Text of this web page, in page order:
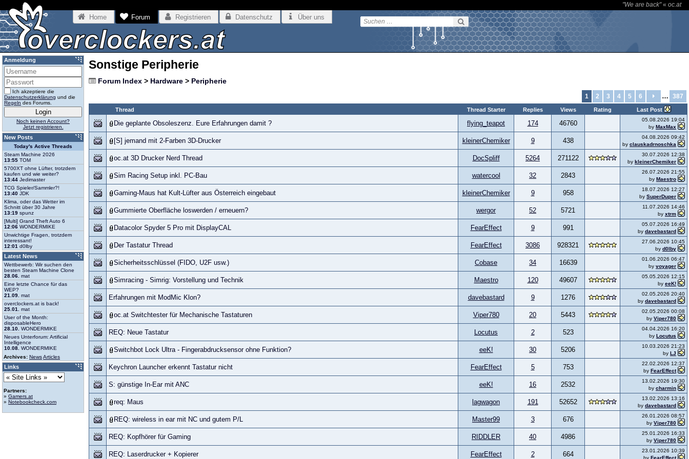
"We are back"« oc.at
Home Forum Registrieren Datenschutz Über uns
Sonstige Peripherie
Forum Index > Hardware > Peripherie
1 2 3 4 5 6 … 387
Thread Thread Starter Replies Views Rating Last Post
Die geplante Obsoleszenz. Eure Erfahrungen damit ? flying_teapot 174 46760
05.08.2026 19:04
by MaxMax
[S] jemand mit 2-Farben 3D-Drucker kleinerChemiker 9 438
04.08.2026 09:42
by clauskadrnoschka
oc.at 3D Drucker Nerd Thread DocSpliff 5264 271122
30.07.2026 12:38
by kleinerChemiker
Sim Racing Setup inkl. PC-Bau watercool 32 2843
26.07.2026 21:55
by Maestro
Gaming-Maus hat Kult-Lüfter aus Österreich eingebaut kleinerChemiker 9 958
18.07.2026 12:27
by SuperDuper
Gummierte Oberfläche loswerden / erneuern? wergor 52 5721
11.07.2026 14:46
by xtrm
Datacolor Spyder 5 Pro mit DisplayCAL FearEffect 9 991
05.07.2026 16:49
by davebastard
Der Tastatur Thread FearEffect 3086 928321
27.06.2026 10:45
by d0lby
Sicherheitsschlüssel (FIDO, U2F usw.) Cobase 34 16639
01.06.2026 06:47
by voyager
Simracing - Simrig: Vorstellung und Technik Maestro 120 49607
05.05.2026 12:15
by eeK!
Erfahrungen mit ModMic Klon? davebastard 9 1276
02.05.2026 20:40
by davebastard
oc.at Switchtester für Mechanische Tastaturen Viper780 20 5443
02.05.2026 00:08
by Viper780
REQ: Neue Tastatur Locutus 2 523
04.04.2026 16:20
by Locutus
Switchbot Lock Ultra - Fingerabdrucksensor ohne Funktion? eeK! 30 5206
10.03.2026 21:23
by LJ
Keychron Launcher erkennt Tastatur nicht FearEffect 5 753
22.02.2026 12:37
by FearEffect
S: günstige In-Ear mit ANC eeK! 16 2532
13.02.2026 19:30
by charmin
req: Maus lagwagon 191 52652
13.02.2026 13:16
by davebastard
REQ: wireless in ear mit NC und gutem P/L Master99 3 676
26.01.2026 08:57
by Viper780
REQ: Kopfhörer für Gaming RIDDLER 40 4986
25.01.2026 16:33
by Viper780
REQ: Laserdrucker + Kopierer FearEffect 2 664
23.01.2026 10:39
by FearEffect
Anmeldung
Ich akzeptiere die
Datenschutzerklärung und die
Regeln des Forums.
Noch keinen Account?
Jetzt registrieren.
New Posts
Today's Active Threads
Steam Machine 2026
13:55 TOM
5700XT ohne Lüfter, trotzdem
kaufen und wie weiter?
13:44 Jedimaster
TCG Spieler/Sammler?!
13:40 JDK
Klima, oder das Wetter im
Schnitt über 30 Jahre
13:19 spunz
[Multi] Grand Theft Auto 6
12:06 WONDERMIKE
Unwichtige Fragen, trotzdem
interessant!
12:01 d0lby
Latest News
Wettbewerb: Wir suchen den
besten Steam Machine Clone
28.06. mat
Eine letzte Chance für das
WEP?
21.09. mat
overclockers.at is back!
25.01.
mat
User of the Month:
disposableHero
28.10. WONDERMIKE
Neues Unterforum: Artificial
Intelligence
10.08. WONDERMIKE
Archives: NewsArticles
Links
Partners:
» Gamers.at
» Notebookcheck.com